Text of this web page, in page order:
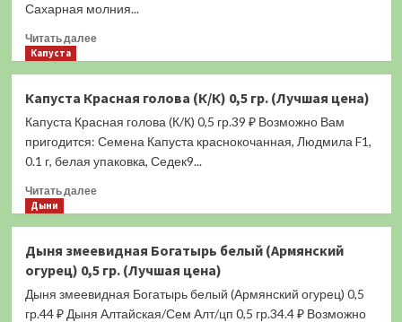
гр.
Сахарная молния...
Читать далееПрочитать
Невестка
F1
(Б/
0,1
гр.
Капуста
Капуста Красная голова (К/К) 0,5 гр. (Лучшая цена)
Капуста Красная голова (К/К) 0,5 гр.39 ₽ Возможно Вам
пригодится: Семена Капуста краснокочанная, Людмила F1,
0.1 г, белая упаковка, Седек9...
Читать далееПрочитать
Красная
голова
(К/
К)
Дыни
Дыня змеевидная Богатырь белый (Армянский
огурец) 0,5 гр. (Лучшая цена)
Дыня змеевидная Богатырь белый (Армянский огурец) 0,5
гр.44 ₽ Дыня Алтайская/Сем Алт/цп 0,5 гр.34.4 ₽ Возможно